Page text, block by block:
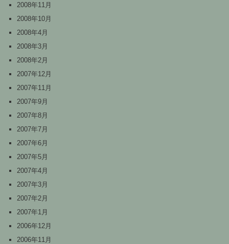
2008年11月
2008年10月
2008年4月
2008年3月
2008年2月
2007年12月
2007年11月
2007年9月
2007年8月
2007年7月
2007年6月
2007年5月
2007年4月
2007年3月
2007年2月
2007年1月
2006年12月
2006年11月